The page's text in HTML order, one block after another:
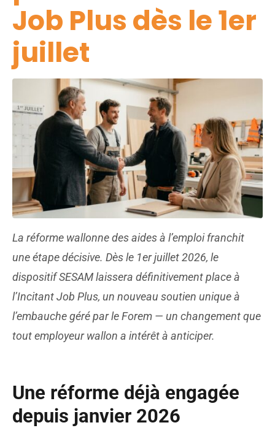
Job Plus dès le 1er
juillet
La réforme wallonne des aides à l’emploi franchit
une étape décisive. Dès le 1er juillet 2026, le
dispositif SESAM laissera définitivement place à
l’Incitant Job Plus, un nouveau soutien unique à
l’embauche géré par le Forem — un changement que
tout employeur wallon a intérêt à anticiper.
Une réforme déjà engagée
depuis janvier 2026